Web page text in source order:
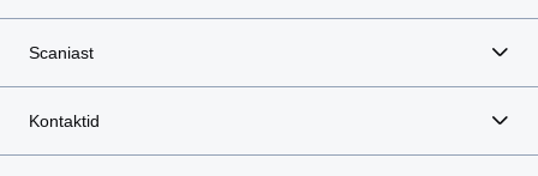
Scaniast
Kontaktid